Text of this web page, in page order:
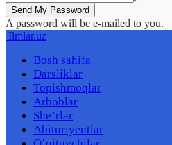
A password will be e-mailed to you.
Ilmlar.uz
Bosh sahifa
Darsliklar
Topishmoqlar
Arboblar
She’rlar
Abituriyentlar